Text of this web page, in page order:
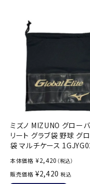
ミズノ MIZUNO グロー
リート グラブ袋 野球 グ
袋 マルチケース
本体価格 ¥2,420 （税込）
販売価格 ¥2,420 税込